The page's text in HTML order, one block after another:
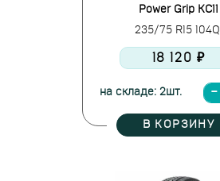
Power Grip KC11
235/75 R15 104Q
18 120 ₽
на складе: 2шт.
В КОРЗИНУ